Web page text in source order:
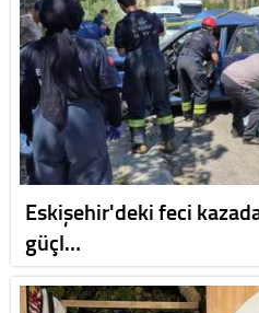
Eskişehir'deki feci
güçl…